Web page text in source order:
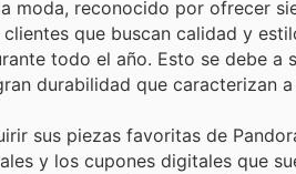
moda, reconocido por ofrecer
que buscan calidad y
todo el año. Esto se debe a
durabilidad que caracterizan a
sus piezas favoritas de
y los cupones digitales que